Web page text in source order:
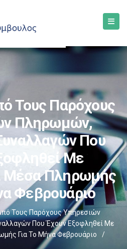
Τους Παρόχους
Πληρωμών,
Που
Με
Μέσα Πληρωμής
Φεβρουάριο
Τους Παρόχους Υπηρεσιών
Που Έχουν Εξοφληθεί Με
Για Το Μήνα Φεβρουάριο
/